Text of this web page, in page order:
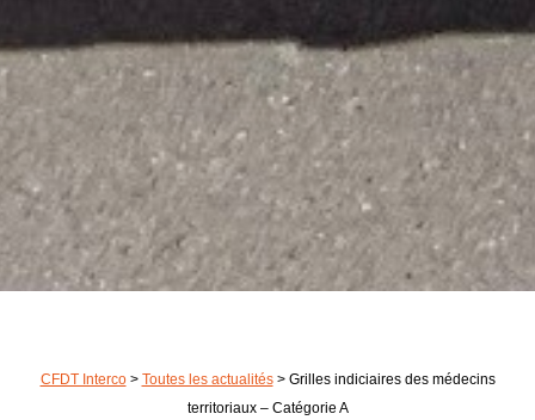
CFDT Interco> Toutes les actualités> Grilles indiciaires des médecins
territoriaux – Catégorie A